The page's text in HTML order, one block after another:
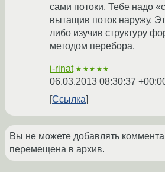
сами потоки. Тебе надо
вытащив поток наружу.
либо изучив структуру
методом перебора.
i-rinat ★★★★★
06.03.2013 08:30:37
Ссылка
Вы не можете добавлять
перемещена в архив.